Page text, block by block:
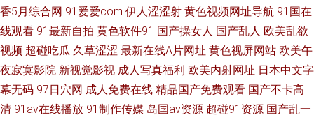
香5月综合网 91爱爱com 伊人涩涩射 黄色视频网址导航 91国在
线观看 91最新自拍 黄色软件91 国产操女人 国产乱人 欧美乱欲
视频 超碰吃瓜 久草涩涩 最新在线A片网址 黄色视屏网站 欧美午
夜寂寞影院 新视觉影视 成人写真福利 欧美内射网址 日本中文字
幕无码 97日穴网 成人免费在线 精品国产免费观看 国产不卡高
清 91av在线播放 91制作传媒 岛国av资源 超碰91资源 国产乱一